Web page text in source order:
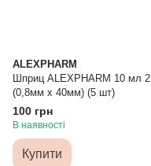
ALEXPHARM
Шприц ALEXPHARM 10 мл
(0,8мм х 40мм) (5 шт)
100 грн
В наявності
Купити